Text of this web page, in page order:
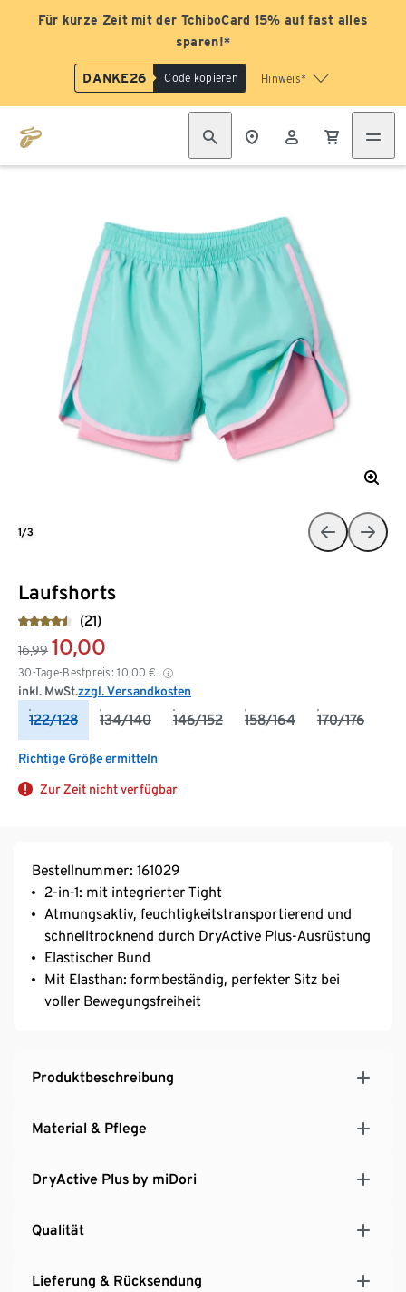
Für kurze Zeit mit der TchiboCard 15% auf fast alles
sparen!*
DANKE26 Code kopieren Hinweis*
Laufshorts
(21)
16,99 10,00
30-Tage-Bestpreis: 10,00 €
inkl. MwSt.zzgl. Versandkosten
122/128 134/140 146/152 158/164 170/176
Richtige Größe ermitteln
Zur Zeit nicht verfügbar
1/3
Bestellnummer: 161029
2-in-1: mit integrierter Tight
Atmungsaktiv, feuchtigkeitstransportierend und
schnelltrocknend durch DryActive Plus-Ausrüstung
Elastischer Bund
Mit Elasthan: formbeständig, perfekter Sitz bei
voller Bewegungsfreiheit
Produktbeschreibung
Material & Pflege
DryActive Plus by miDori
Qualität
Lieferung & Rücksendung